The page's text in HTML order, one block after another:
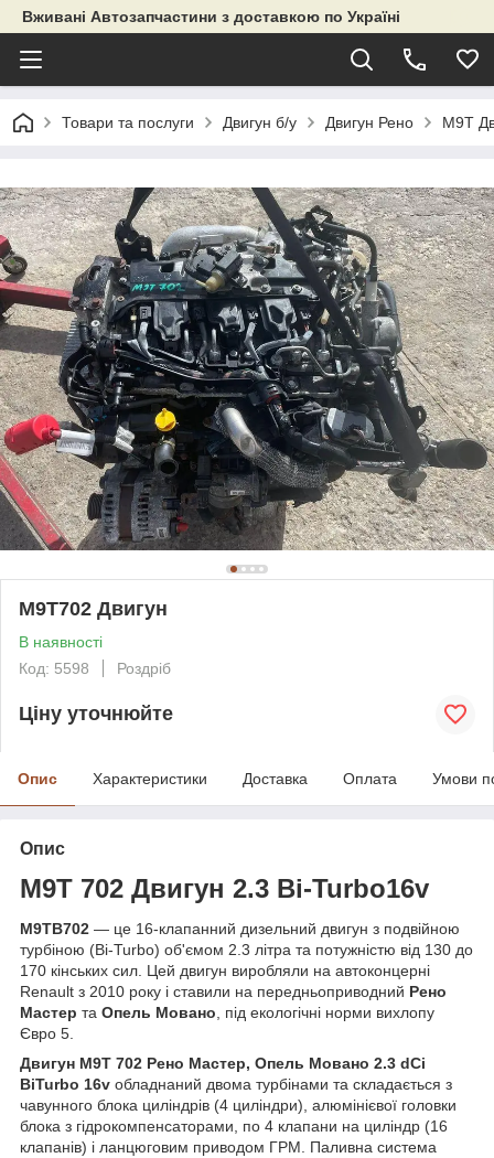
Вживані Автозапчастини з доставкою по Україні
Товари та послуги Двигун б/у Двигун Рено M9T
M9T702 Двигун
В наявності
Код: 5598
Роздріб
Ціну уточнюйте
Опис Характеристики Доставка Оплата Умови
Опис
M9T 702 Двигун 2.3 Bi-Turbo16v
M9TB702 — це 16-клапанний дизельний двигун з подвійною
турбіною (Bi-Turbo) об'ємом 2.3 літра та потужністю від 130 до
170 кінських сил. Цей двигун виробляли на автоконцерні
Renault з 2010 року і ставили на передньоприводний Рено
Мастер та Опель Мовано, під екологічні норми вихлопу
Євро 5.
Двигун M9T 702 Рено Мастер, Опель Мовано 2.3 dCi
BiTurbo 16v обладнаний двома турбінами та складається з
чавунного блока циліндрів (4 циліндри), алюмінієвої головки
блока з гідрокомпенсаторами, по 4 клапани на циліндр (16
клапанів) і ланцюговим приводом ГРМ. Паливна система